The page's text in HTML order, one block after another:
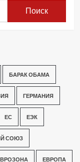
БАРАК ОБАМА
ГЕРМАНИЯ
ЕС ЕЭК
СОЮЗ
ЕВРОПА